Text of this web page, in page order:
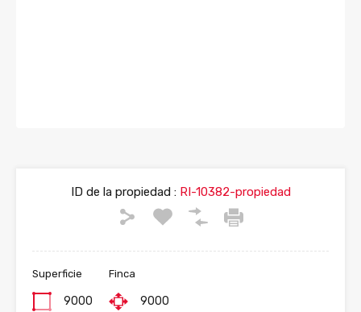
ID de la propiedad :RI-10382-propiedad
Superficie
9000
Finca
9000